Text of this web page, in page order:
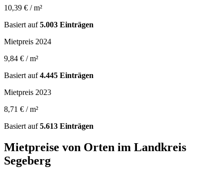
10,39 € / m²
Basiert auf5.003 Einträgen
Mietpreis 2024
9,84 € / m²
Basiert auf4.445 Einträgen
Mietpreis 2023
8,71 € / m²
Basiert auf5.613 Einträgen
Mietpreise von Orten im Landkreis
Segeberg